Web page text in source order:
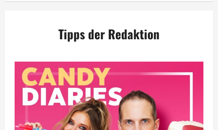
Tipps der Redaktion